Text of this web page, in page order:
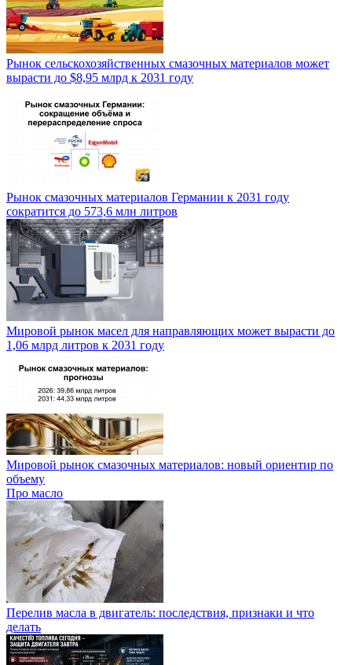
Рынок сельскохозяйственных смазочных материалов может
вырасти до $8,95 млрд к 2031 году
Рынок смазочных материалов Германии к 2031 году
сократится до 573,6 млн литров
Мировой рынок масел для направляющих может вырасти до
1,06 млрд литров к 2031 году
Мировой рынок смазочных материалов: новый ориентир по
объему
Про масло
Перелив масла в двигатель: последствия, признаки и что
делать